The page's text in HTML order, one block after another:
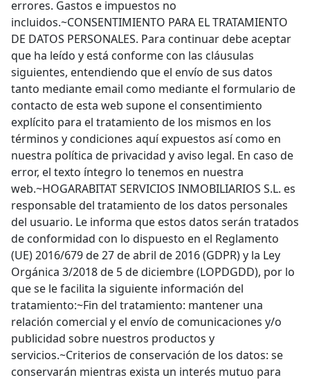
errores. Gastos e impuestos no
incluidos.~CONSENTIMIENTO PARA EL TRATAMIENTO
DE DATOS PERSONALES. Para continuar debe aceptar
que ha leído y está conforme con las cláusulas
siguientes, entendiendo que el envío de sus datos
tanto mediante email como mediante el formulario de
contacto de esta web supone el consentimiento
explícito para el tratamiento de los mismos en los
términos y condiciones aquí expuestos así como en
nuestra política de privacidad y aviso legal. En caso de
error, el texto íntegro lo tenemos en nuestra
web.~HOGARABITAT SERVICIOS INMOBILIARIOS S.L. es
responsable del tratamiento de los datos personales
del usuario. Le informa que estos datos serán tratados
de conformidad con lo dispuesto en el Reglamento
(UE) 2016/679 de 27 de abril de 2016 (GDPR) y la Ley
Orgánica 3/2018 de 5 de diciembre (LOPDGDD), por lo
que se le facilita la siguiente información del
tratamiento:~Fin del tratamiento: mantener una
relación comercial y el envío de comunicaciones y/o
publicidad sobre nuestros productos y
servicios.~Criterios de conservación de los datos: se
conservarán mientras exista un interés mutuo para